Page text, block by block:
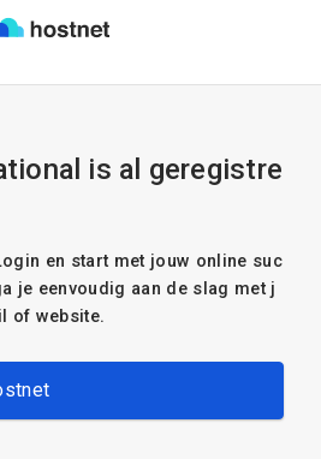
is al geregistre
en start met jouw online suc
je eenvoudig aan de slag met j
of website.